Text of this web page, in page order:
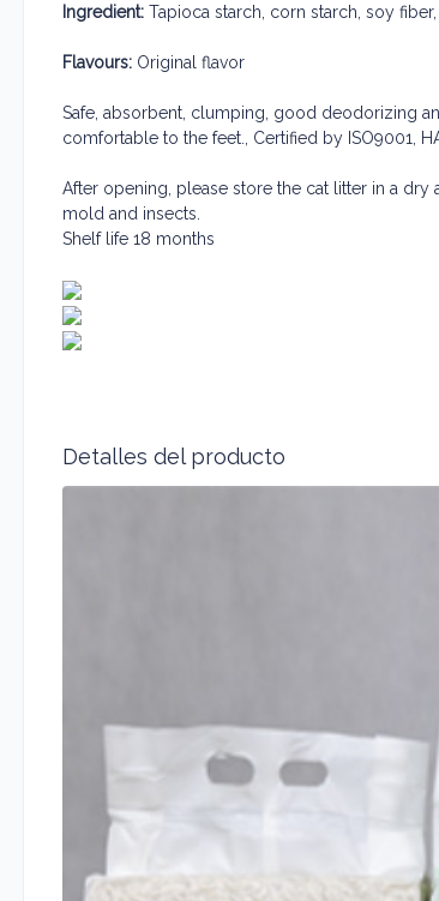
Ingredient: Tapioca starch, corn starch, soy
Flavours: Original flavor
Safe, absorbent, clumping, good deodorizing
comfortable to the feet.
, Certified by ISO9001,
After opening, please store the cat litter in a
mold and insects.
Shelf life 18 months
Detalles del producto